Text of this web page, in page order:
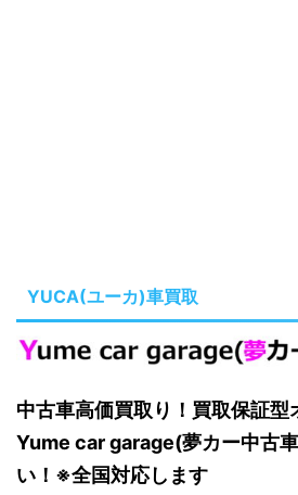
YUCA(ユーカ)車買取
中古車高価買取り！買取保証型
Yume car garage(夢カー中古
い！※全国対応します